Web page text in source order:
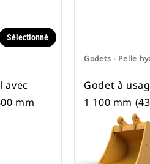
Sélectionné
avec
mm
Godets - Pelle
Godet à
1 100 mm